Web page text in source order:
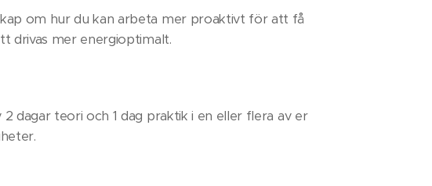
om hur du kan arbeta mer proaktivt för att få
drivas mer energioptimalt.
2 dagar teori och 1 dag praktik i en eller flera av er